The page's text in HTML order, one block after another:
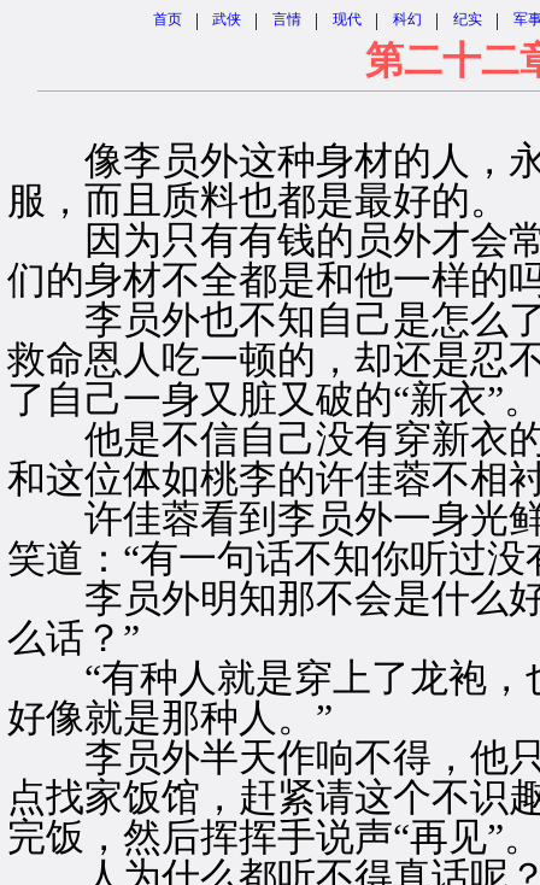
首页 | 武侠 | 言情 | 现代 | 科幻 | 纪实 | 军
第二十
像李员外这种身材的人，永
服，而且质料也都是最好的。
因为只有有钱的员外才会常
们的身材不全都是和他一样的
李员外也不知自己是怎么了
救命恩人吃一顿的，却还是忍
了自己一身又脏又破的“新衣”
他是不信自己没有穿新衣的
和这位体如桃李的许佳蓉不相
许佳蓉看到李员外一身光鲜
笑道：“有一句话不知你听过没
李员外明知那不会是什么好
么话？”
“有种人就是穿上了龙袍，
好像就是那种人。”
李员外半天作响不得，他只
点找家饭馆，赶紧请这个不识
完饭，然后挥挥手说声“再见”